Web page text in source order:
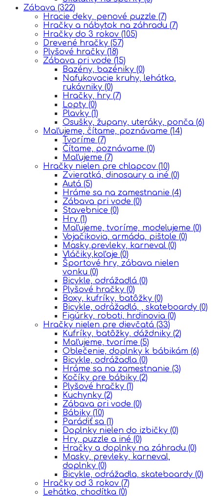
Zábava (322)
Hracie deky, penové puzzle (7)
Hračky a nábytok na záhradu (7)
Hračky do 3 rokov (105)
Drevené hračky (57)
Plyšové hračky (18)
Zábava pri vode (15)
Bazény, bazéniky (0)
Nafukovacie kruhy, lehátka,
rukávniky (0)
Hračky, hry (7)
Lopty (0)
Plavky (1)
Osušky, župany, uteráky, ponča (6)
Maľujeme, čítame, poznávame (14)
Tvoríme (7)
Čítame, poznávame (0)
Maľujeme (7)
Hračky nielen pre chlapcov (10)
Zvieratká, dinosaury a iné (0)
Autá (5)
Hráme sa na zamestnanie (4)
Zábava pri vode (0)
Stavebnice (0)
Hry (1)
Maľujeme, tvoríme, modelujeme (0)
Vojačikovia, armáda, pištole (0)
Masky,prevleky, karneval (0)
Vláčiky,koľaje (0)
Športové hry, zábava nielen
vonku (0)
Bicykle, odrážadlá (0)
Plyšové hračky (0)
Boxy, kufríky, batôžky (0)
Bicykle, odrážadlá, , skateboardy (0)
Figúrky, roboti, hrdinovia (0)
Hračky nielen pre dievčatá (33)
Kufríky, batôžky, dáždniky (2)
Maľujeme, tvoríme (5)
Oblečenie, doplnky k bábikám (6)
Bicykle, odrážadla (0)
Hráme sa na zamestnanie (3)
Kočíky pre bábiky (2)
Plyšové hračky (1)
Kuchynky (2)
Zábava pri vode (0)
Bábiky (10)
Parádiť sa (1)
Doplnky nielen do izbičky (0)
Hry, puzzle a iné (0)
Hračky a doplnky na záhradu (0)
Masky, prevleky, karneval,
doplnky (0)
Bicykle, odrážadla, skateboardy (0)
Hračky od 3 rokov (7)
Lehátka, chodítka (0)